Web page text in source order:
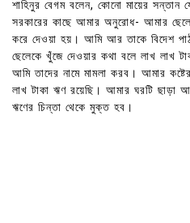
শাহিনুর বেগম বলেন, কোনো মায়ের সন্তান
সরকারের কাছে আমার অনুরোধ- আমার
করে দেওয়া হয়। আমি আর তাকে বিদেশ
ছেলেকে খুঁজে দেওয়ার কথা বলে লাখ লাখ
আমি তাদের নামে মামলা করব। আমার
লাখ টাকা ঋণ রয়েছি। আমার ঘরটি ছাড়া
ঋণের চিন্তা থেকে মুক্ত হব।